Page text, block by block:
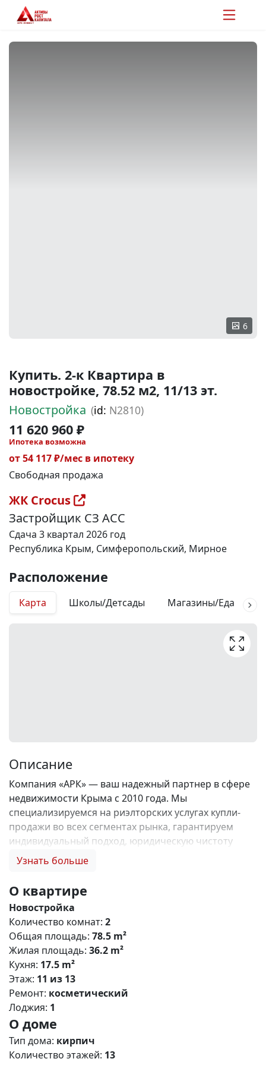
6
Купить. 2-к Квартира в
новостройке, 78.52 м2, 11/13 эт.
Новостройка (id: N2810)
11 620 960 ₽
Ипотека возможна
от 54 117 ₽/мес в ипотеку
Свободная продажа
ЖК Crocus
Застройщик СЗ АСС
Сдача 3 квартал 2026 год
Республика Крым, Симферопольский, Мирное
Расположение
Карта Школы/Детсады Магазины/Еда
Описание
Компания «АРК» — ваш надежный партнер в сфере
недвижимости Крыма с 2010 года. Мы
специализируемся на риэлторских услугах купли-
продажи во всех сегментах рынка, гарантируем
индивидуальный подход, юридическую чистоту
объектов и безопасность сделок. Самое ценное для
нас, Вы получаете: 1. 0% комиссии и оформление
ипотеки бесплатно; 2. Покупку недвижимости по
цене застройщика + акции, бонусы, подарки; 3.
Экспертное мнение о каждом застройщике. Ваши
интересы — наш приоритет! 4. Профессиональную
поддержку на всех этапах сделки до получения
ключей; 5. Фейерверк подарков🎁 🎁 🎁! Купи с
нами и выбери свой ПОДАРОК! ЖК CROCUS –
современный жилой кoмплeкс комфорт класса с
разнообразными планировками квартир и
офисными помещениями, расположенный в
живописном городе Симферополе. Это ваше
пространство для воплощения мечты и отличная
Узнать больше
О квартире
Новостройка
Количество комнат: 2
Общая площадь: 78.5 m²
Жилая площадь: 36.2 m²
Кухня: 17.5 m²
Этаж: 11 из 13
Ремонт: косметический
Лоджия: 1
О доме
Тип дома: кирпич
Количество этажей: 13